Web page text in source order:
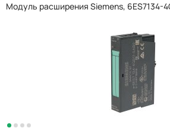
Модуль расширения Siemens, 6ES7134-